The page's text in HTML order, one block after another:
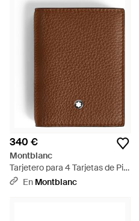
340 €
Montblanc
Tarjetero para 4 Tarjetas de Piel
Grain - Marrón
En Montblanc